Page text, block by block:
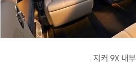
지커 9X 내부